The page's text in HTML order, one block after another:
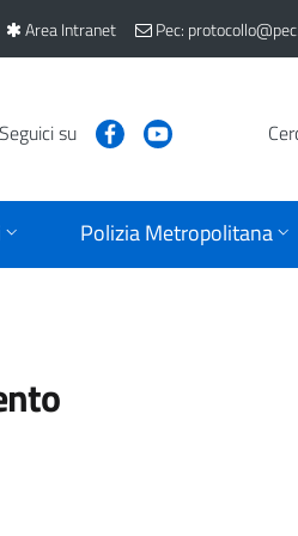
Area Intranet Pec:
Seguici su
Polizia Metropolitana